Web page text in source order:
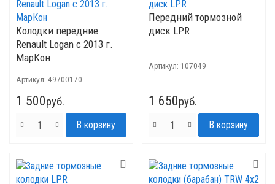
Колодки передние
Renault Logan с 2013 г.
МарКон
Артикул: 49700170
1 500руб.
Передний тормозной
диск LPR
Артикул: 107049
1 650руб.